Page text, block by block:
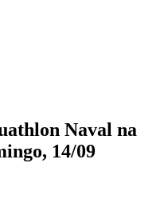
Naval na
14/09